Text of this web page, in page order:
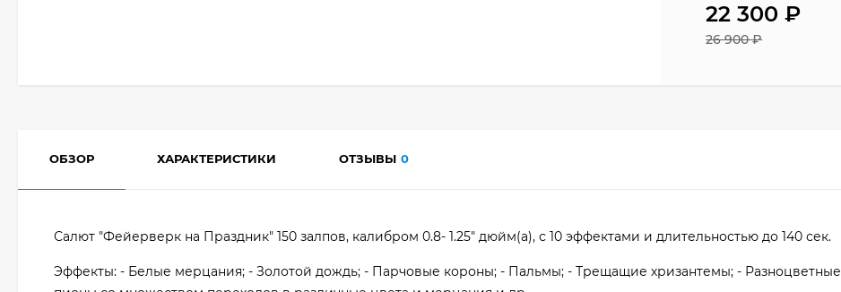
22 300₽
26 900₽
ОБЗОР ХАРАКТЕРИСТИКИ ОТЗЫВЫ 0
Салют "Фейерверк на Праздник" 150 залпов, калибром 0.8- 1.25" дюйм(а), с 10 эффектами и длительностью до 140 сек.
Эффекты: - Белые мерцания; - Золотой дождь; - Парчовые короны; - Пальмы; - Трещащие хризантемы; - Разноцветные